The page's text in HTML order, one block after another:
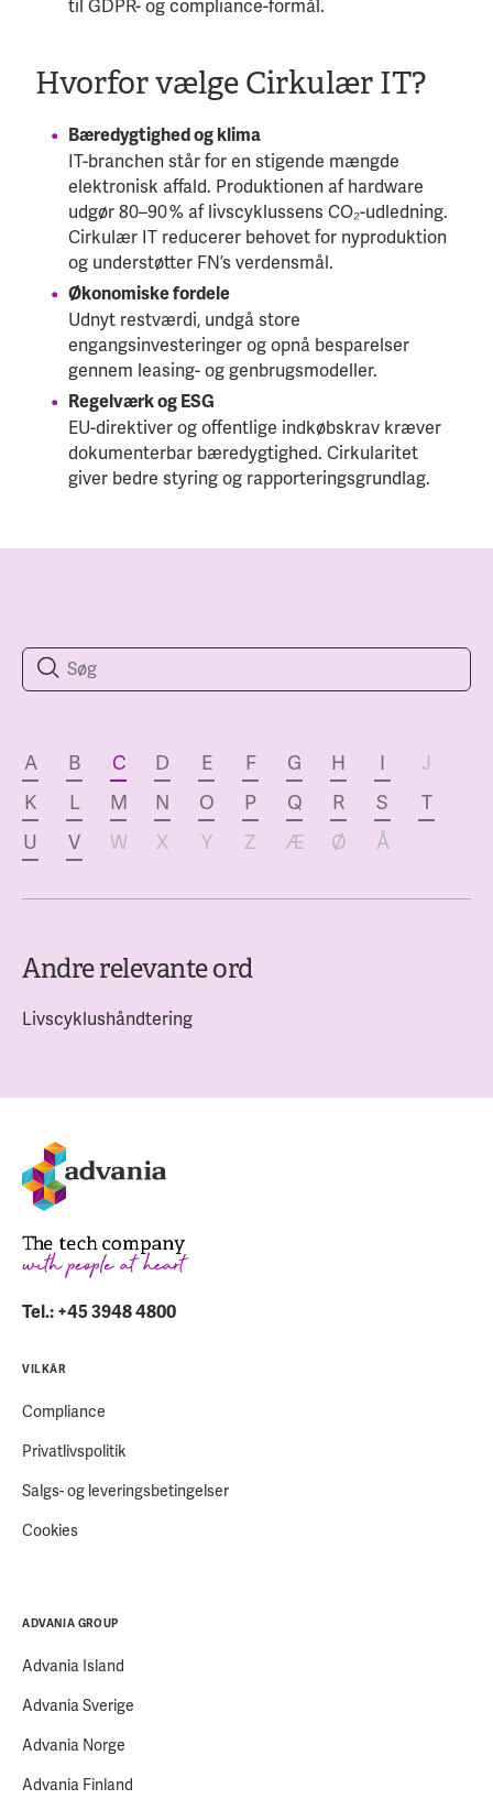
til GDPR- og compliance-formål.
Hvorfor vælge Cirkulær IT?
Bæredygtighed og klima
IT-branchen står for en stigende mængde
elektronisk affald. Produktionen af hardware
udgør 80–90 % af livscyklussens CO₂-udledning.
Cirkulær IT reducerer behovet for nyproduktion
og understøtter FN’s verdensmål.
Økonomiske fordele
Udnyt restværdi, undgå store
engangsinvesteringer og opnå besparelser
gennem leasing- og genbrugsmodeller.
Regelværk og ESG
EU-direktiver og offentlige indkøbskrav kræver
dokumenterbar bæredygtighed. Cirkularitet
giver bedre styring og rapporteringsgrundlag.
A B C D E F G H I
J
K
L M N O P Q R S
T
U
V W X Y Z Æ Ø Å
Andre relevante ord
Livscyklushåndtering
Tel.: +45 3948 4800
VILKÅR
Compliance
Privatlivspolitik
Salgs- og leveringsbetingelser
Cookies
ADVANIA GROUP
Advania Island
Advania Sverige
Advania Norge
Advania Finland